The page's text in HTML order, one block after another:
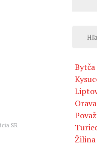
SR
Bytča
Orava
Žilina